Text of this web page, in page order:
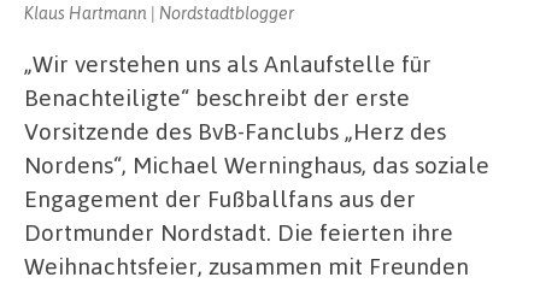
Klaus Hartmann | Nordstadtblogger
„Wir verstehen uns als Anlaufstelle für
Benachteiligte“ beschreibt der erste
Vorsitzende des BvB-Fanclubs „Herz des
Nordens“, Michael Werninghaus, das soziale
Engagement der Fußballfans aus der
Dortmunder Nordstadt. Die feierten ihre
Weihnachtsfeier, zusammen mit Freunden